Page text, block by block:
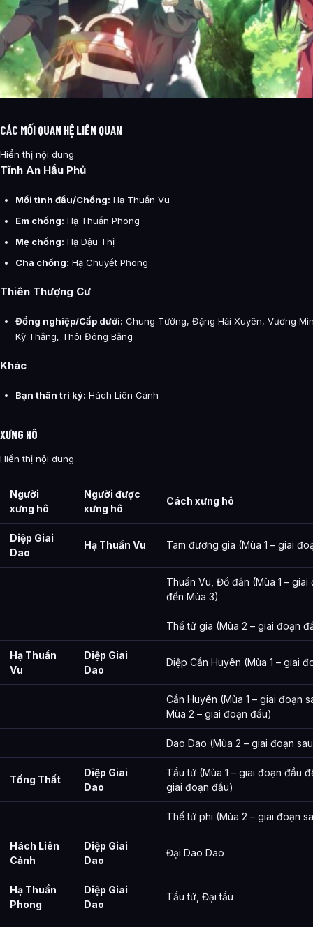
CÁC MỐI QUAN HỆ LIÊN QUAN
Hiển thị nội dung
Tĩnh An Hầu Phủ
Mối tình đầu/Chồng: Hạ Thuần Vu
Em chồng: Hạ Thuần Phong
Mẹ chồng: Hạ Dậu Thị
Cha chồng: Hạ Chuyết Phong
Thiên Thượng Cư
Đồng nghiệp/Cấp dưới: Chung Tường, Đặng Hải Xuyên, Vương
Kỳ Thắng, Thôi Đông Bằng
Khác
Bạn thân tri kỷ: Hách Liên Cảnh
XƯNG HÔ
Hiển thị nội dung
Người
xưng hô
Người được
xưng hô
Cách xưng hô
Diệp Giai
Dao
Hạ Thuần Vu Tam đương gia (Mùa 1 – giai
Thuần Vu, Đồ đần (Mùa 1 – giai
đến Mùa 3)
Thế tử gia (Mùa 2 – giai đoạn
Hạ Thuần
Vu
Diệp Giai
Dao
Diệp Cẩn Huyên (Mùa 1 – giai
Cẩn Huyên (Mùa 1 – giai đoạn
Mùa 2 – giai đoạn đầu)
Dao Dao (Mùa 2 – giai đoạn
Tống Thất
Diệp Giai
Dao
Tẩu tử (Mùa 1 – giai đoạn đầu
giai đoạn đầu)
Thế tử phi (Mùa 2 – giai đoạn
Hách Liên
Cảnh
Diệp Giai
Dao
Đại Dao Dao
Hạ Thuần
Phong
Diệp Giai
Dao
Tẩu tử, Đại tẩu